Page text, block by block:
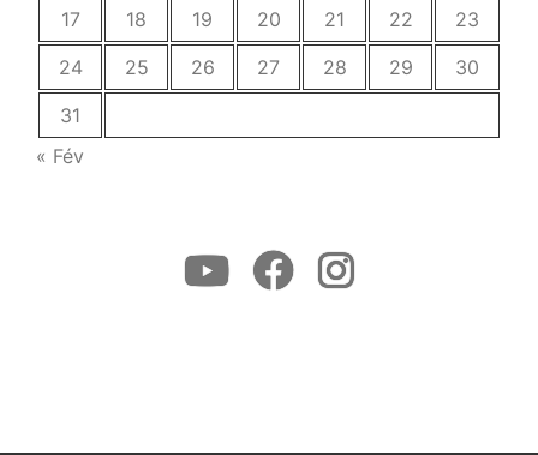
17
18 19 20 21 22
23
24
25 26 27 28 29
30
31
« Fév
Youtube FacebookInstagram